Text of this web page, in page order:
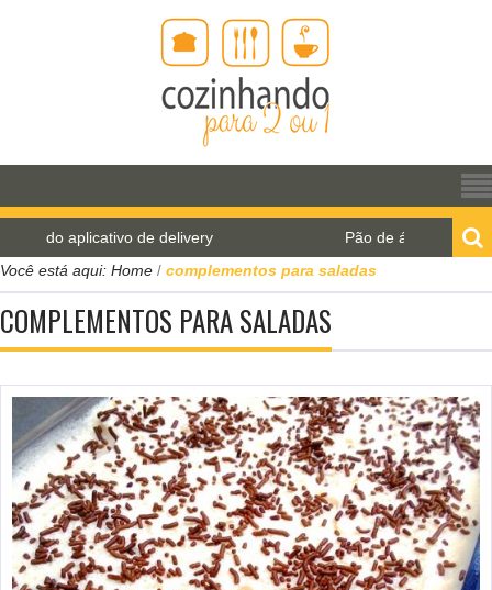
aplicativo de delivery
Pão de água para o
Você está aqui: Home / complementos para saladas
COMPLEMENTOS PARA SALADAS